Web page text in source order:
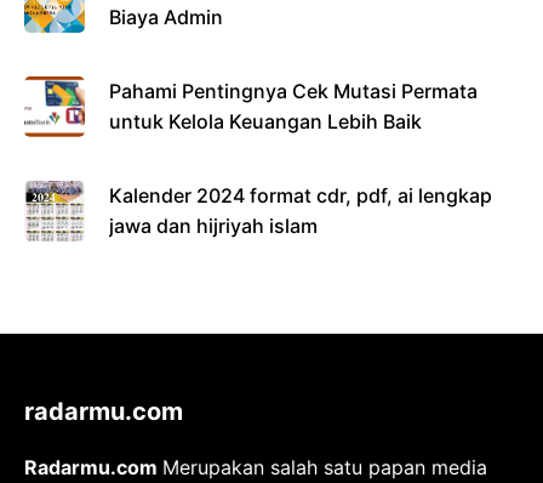
Biaya Admin
Pahami Pentingnya Cek Mutasi Permata
untuk Kelola Keuangan Lebih Baik
Kalender 2024 format cdr, pdf, ai lengkap
jawa dan hijriyah islam
radarmu.com
Radarmu.com Merupakan salah satu papan media